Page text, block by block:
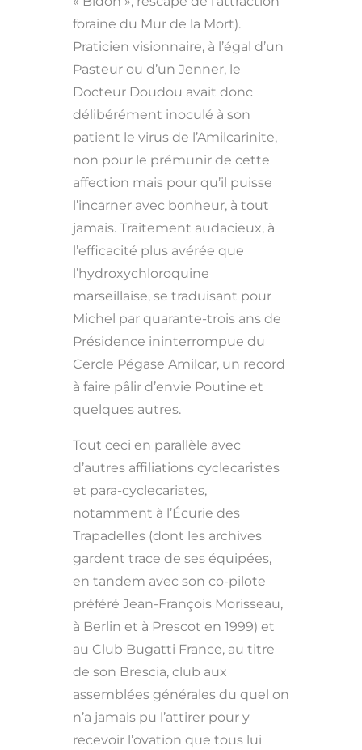
foraine du Mur de la Mort).
Praticien visionnaire, à l’égal d’un
Pasteur ou d’un Jenner, le
Docteur Doudou avait donc
délibérément inoculé à son
patient le virus de l’Amilcarinite,
non pour le prémunir de cette
affection mais pour qu’il puisse
l’incarner avec bonheur, à tout
jamais. Traitement audacieux, à
l’efficacité plus avérée que
l’hydroxychloroquine
marseillaise, se traduisant pour
Michel par quarante-trois ans de
Présidence ininterrompue du
Cercle Pégase Amilcar, un record
à faire pâlir d’envie Poutine et
quelques autres.
Tout ceci en parallèle avec
d’autres affiliations cyclecaristes
et para-cyclecaristes,
notamment à l’Écurie des
Trapadelles (dont les archives
gardent trace de ses équipées,
en tandem avec son co-pilote
préféré Jean-François Morisseau,
à Berlin et à Prescot en 1999) et
au Club Bugatti France, au titre
de son Brescia, club aux
assemblées générales du quel on
n’a jamais pu l’attirer pour y
recevoir l’ovation que tous lui